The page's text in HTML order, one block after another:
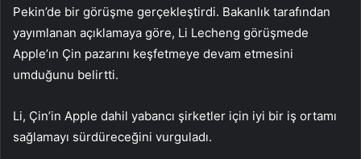
Pekin’de bir görüşme gerçekleştirdi. Bakanlık tarafından
yayımlanan açıklamaya göre, Li Lecheng görüşmede
Apple’ın Çin pazarını keşfetmeye devam etmesini
umduğunu belirtti.
Li, Çin’in Apple dahil yabancı şirketler için iyi bir iş ortamı
sağlamayı sürdüreceğini vurguladı.